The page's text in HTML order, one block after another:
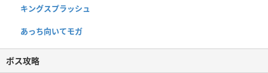
キングスプラッシュ
あっち向いてモガ
ボス攻略